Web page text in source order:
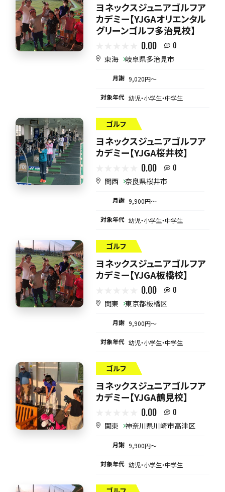
ヨネックスジュニアゴルフア
カデミー【YJGAオリエンタル
グリーンゴルフ多治見校】
0.00 0
東海 岐阜県多治見市
月謝 9,020円〜
対象年代 幼児・小学生・中学生
ゴルフ
ヨネックスジュニアゴルフア
カデミー【YJGA桜井校】
0.00 0
関西 奈良県桜井市
月謝 9,900円〜
対象年代 幼児・小学生・中学生
ゴルフ
ヨネックスジュニアゴルフア
カデミー【YJGA板橋校】
0.00 0
関東 東京都板橋区
月謝 9,900円〜
対象年代 幼児・小学生・中学生
ゴルフ
ヨネックスジュニアゴルフア
カデミー【YJGA鶴見校】
0.00 0
関東 神奈川県川崎市高津区
月謝 9,900円〜
対象年代 幼児・小学生・中学生